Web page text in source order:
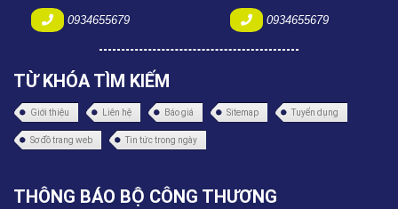
0934655679 0934655679
TỪ KHÓA TÌM KIẾM
Giới thiệu Liên hệ Báo giá Sitemap Tuyển dụng
Sơ đồ trang web Tin tức trong ngày
THÔNG BÁO BỘ CÔNG THƯƠNG